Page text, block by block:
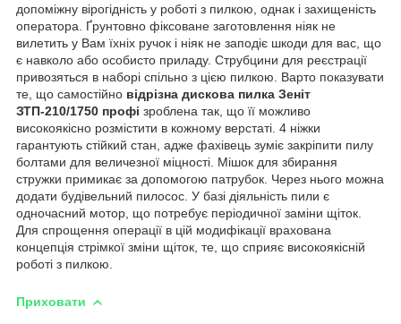
допоміжну вірогідність у роботі з пилкою, однак і захищеність
оператора. Ґрунтовно фіксоване заготовлення ніяк не
вилетить у Вам їхніх ручок і ніяк не заподіє шкоди для вас, що
є навколо або особисто приладу. Струбцини для реєстрації
привозяться в наборі спільно з цією пилкою. Варто показувати
те, що самостійно відрізна дискова пилка Зеніт
ЗТП-210/1750 профі зроблена так, що її можливо
високоякісно розмістити в кожному верстаті. 4 ніжки
гарантують стійкий стан, адже фахівець зуміє закріпити пилу
болтами для величезної міцності. Мішок для збирання
стружки примикає за допомогою патрубок. Через нього можна
додати будівельний пилосос. У базі діяльність пили є
одночасний мотор, що потребує періодичної заміни щіток.
Для спрощення операції в цій модифікації врахована
концепція стрімкої зміни щіток, те, що сприяє високоякісній
роботі з пилкою.
Приховати